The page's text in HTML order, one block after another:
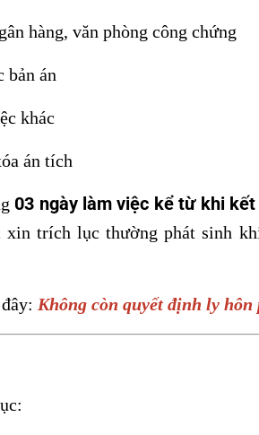
hàng, văn phòng công chứng
bản án
khác
án tích
03 ngày làm việc kể từ khi
trích lục thường phát sinh
Không còn quyết định ly